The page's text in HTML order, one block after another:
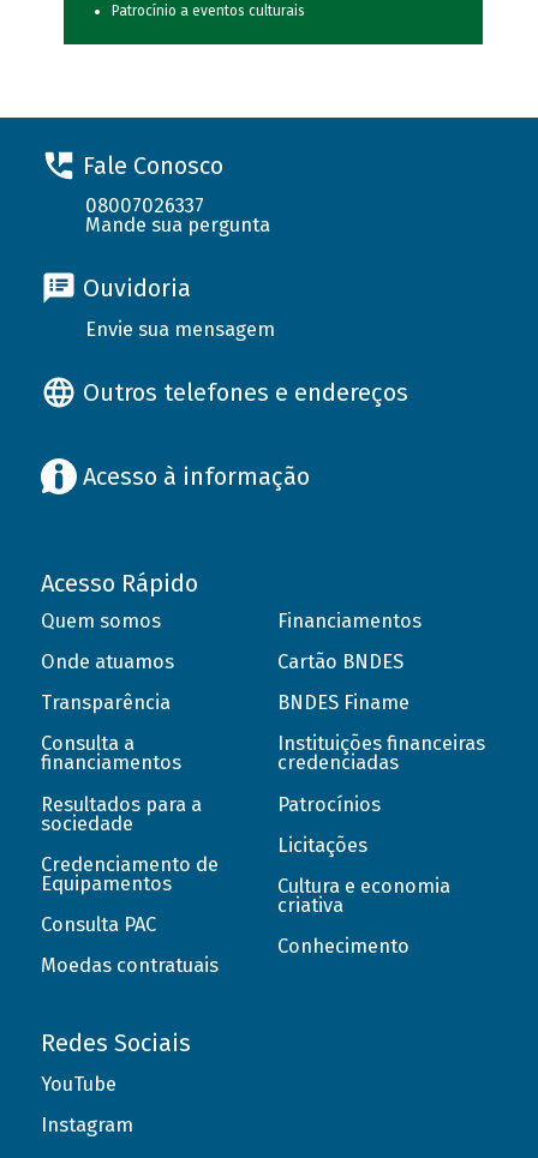
Patrocínio a eventos culturais
Fale Conosco
08007026337
Mande sua pergunta
Ouvidoria
Envie sua mensagem
Outros telefones e endereços
Acesso à informação
Acesso Rápido
Quem somos
Onde atuamos
Transparência
Consulta a
financiamentos
Resultados para a
sociedade
Credenciamento de
Equipamentos
Consulta PAC
Moedas contratuais
Financiamentos
Cartão BNDES
BNDES Finame
Instituições financeiras
credenciadas
Patrocínios
Licitações
Cultura e economia
criativa
Conhecimento
Redes Sociais
YouTube
Instagram